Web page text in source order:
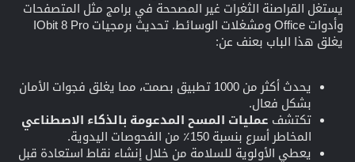
يستغل القراصنة الثغرات غير المصححة في برامج مثل المتصفحات
وأدوات Office ومشغلات الوسائط. تحديث برمجيات IObit 8 Pro
يغلق هذا الباب بعنف عن:
يحدث أكثر من 1000 تطبيق بصمت، مما يغلق فجوات الأمان
بشكل فعال.
تكتشف عمليات المسح المدعومة بالذكاء الاصطناعي
المخاطر أسرع بنسبة 150٪ من الفحوصات اليدوية.
يعطي الأولوية للسلامة من خلال إنشاء نقاط استعادة قبل